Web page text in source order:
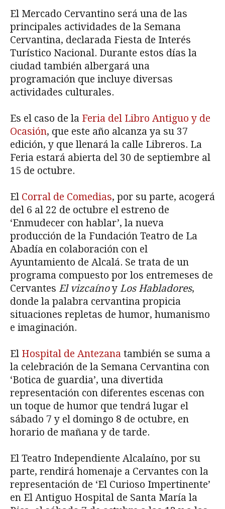
El Mercado Cervantino será una de las
principales actividades de la Semana
Cervantina, declarada Fiesta de Interés
Turístico Nacional. Durante estos días la
ciudad también albergará una
programación que incluye diversas
actividades culturales.
Es el caso de la Feria del Libro Antiguo y de
Ocasión, que este año alcanza ya su 37
edición, y que llenará la calle Libreros. La
Feria estará abierta del 30 de septiembre al
15 de octubre.
El Corral de Comedias, por su parte, acogerá
del 6 al 22 de octubre el estreno de
‘Enmudecer con hablar’, la nueva
producción de la Fundación Teatro de La
Abadía en colaboración con el
Ayuntamiento de Alcalá. Se trata de un
programa compuesto por los entremeses de
Cervantes El vizcaínoy Los Habladores,
donde la palabra cervantina propicia
situaciones repletas de humor, humanismo
e imaginación.
El Hospital de Antezana también se suma a
la celebración de la Semana Cervantina con
‘Botica de guardia’, una divertida
representación con diferentes escenas con
un toque de humor que tendrá lugar el
sábado 7 y el domingo 8 de octubre, en
horario de mañana y de tarde.
El Teatro Independiente Alcalaíno, por su
parte, rendirá homenaje a Cervantes con la
representación de ‘El Curioso Impertinente’
en El Antiguo Hospital de Santa María la